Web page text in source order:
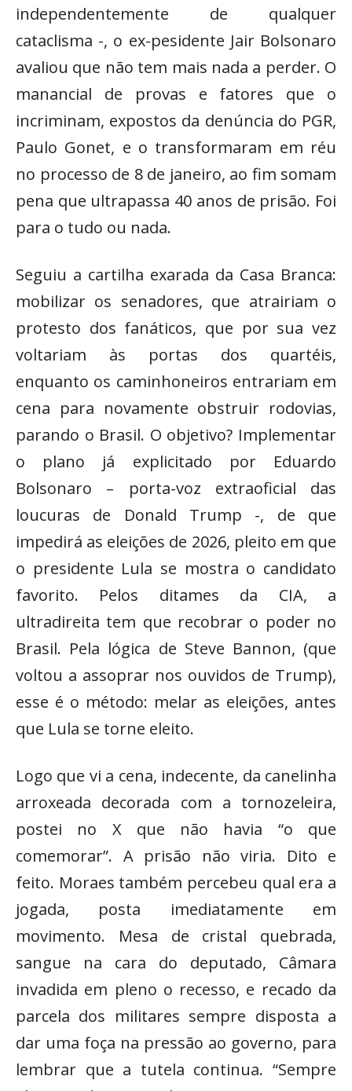
independentemente de qualquer
cataclisma -, o ex-pesidente Jair Bolsonaro
avaliou que não tem mais nada a perder. O
manancial de provas e fatores que o
incriminam, expostos da denúncia do PGR,
Paulo Gonet, e o transformaram em réu
no processo de 8 de janeiro, ao fim somam
pena que ultrapassa 40 anos de prisão. Foi
para o tudo ou nada.
Seguiu a cartilha exarada da Casa Branca:
mobilizar os senadores, que atrairiam o
protesto dos fanáticos, que por sua vez
voltariam às portas dos quartéis,
enquanto os caminhoneiros entrariam em
cena para novamente obstruir rodovias,
parando o Brasil. O objetivo? Implementar
o plano já explicitado por Eduardo
Bolsonaro – porta-voz extraoficial das
loucuras de Donald Trump -, de que
impedirá as eleições de 2026, pleito em que
o presidente Lula se mostra o candidato
favorito. Pelos ditames da CIA, a
ultradireita tem que recobrar o poder no
Brasil. Pela lógica de Steve Bannon, (que
voltou a assoprar nos ouvidos de Trump),
esse é o método: melar as eleições, antes
que Lula se torne eleito.
Logo que vi a cena, indecente, da canelinha
arroxeada decorada com a tornozeleira,
postei no X que não havia “o que
comemorar”. A prisão não viria. Dito e
feito. Moraes também percebeu qual era a
jogada, posta imediatamente em
movimento. Mesa de cristal quebrada,
sangue na cara do deputado, Câmara
invadida em pleno o recesso, e recado da
parcela dos militares sempre disposta a
dar uma foça na pressão ao governo, para
lembrar que a tutela continua. “Sempre